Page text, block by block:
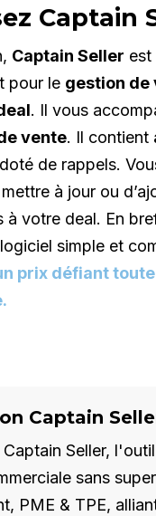
Captain
Captain Seller est
pour le gestion de
. Il vous
vente. Il contient
doté de rappels.
à jour ou
à votre deal. En
simple et
prix défiant toute
Captain Seller
Seller,
sans
PME & TPE,